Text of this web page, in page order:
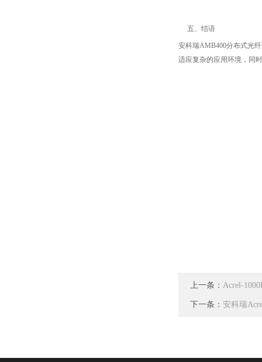
五、结语
安科瑞AMB400分布式光
适应复杂的应用环境，同
上一条： Acrel-
下一条： 安科瑞